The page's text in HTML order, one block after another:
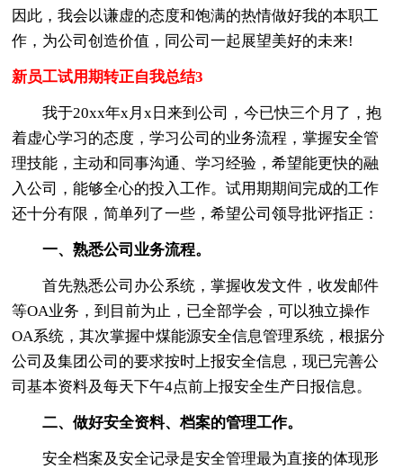
因此，我会以谦虚的态度和饱满的热情做好我的本职工
作，为公司创造价值，同公司一起展望美好的未来!
新员工试用期转正自我总结3
我于20xx年x月x日来到公司，今已快三个月了，抱
着虚心学习的态度，学习公司的业务流程，掌握安全管
理技能，主动和同事沟通、学习经验，希望能更快的融
入公司，能够全心的投入工作。试用期期间完成的工作
还十分有限，简单列了一些，希望公司领导批评指正：
一、熟悉公司业务流程。
首先熟悉公司办公系统，掌握收发文件，收发邮件
等OA业务，到目前为止，已全部学会，可以独立操作
OA系统，其次掌握中煤能源安全信息管理系统，根据分
公司及集团公司的要求按时上报安全信息，现已完善公
司基本资料及每天下午4点前上报安全生产日报信息。
二、做好安全资料、档案的管理工作。
安全档案及安全记录是安全管理最为直接的体现形